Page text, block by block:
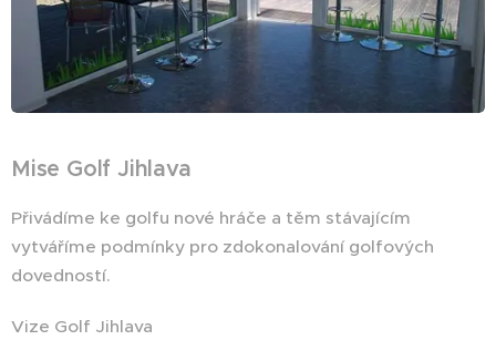
Mise Golf Jihlava
Přivádíme ke golfu nové hráče a těm stávajícím
vytváříme podmínky pro zdokonalování golfových
dovedností.
Vize Golf Jihlava